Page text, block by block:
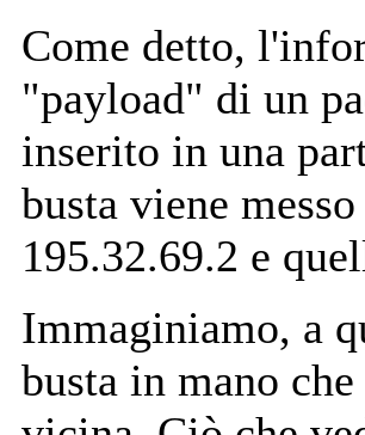
Come detto,
"payload" di un
inserito in una
busta viene
195.32.69.2 e
Immaginiamo, a
busta in mano